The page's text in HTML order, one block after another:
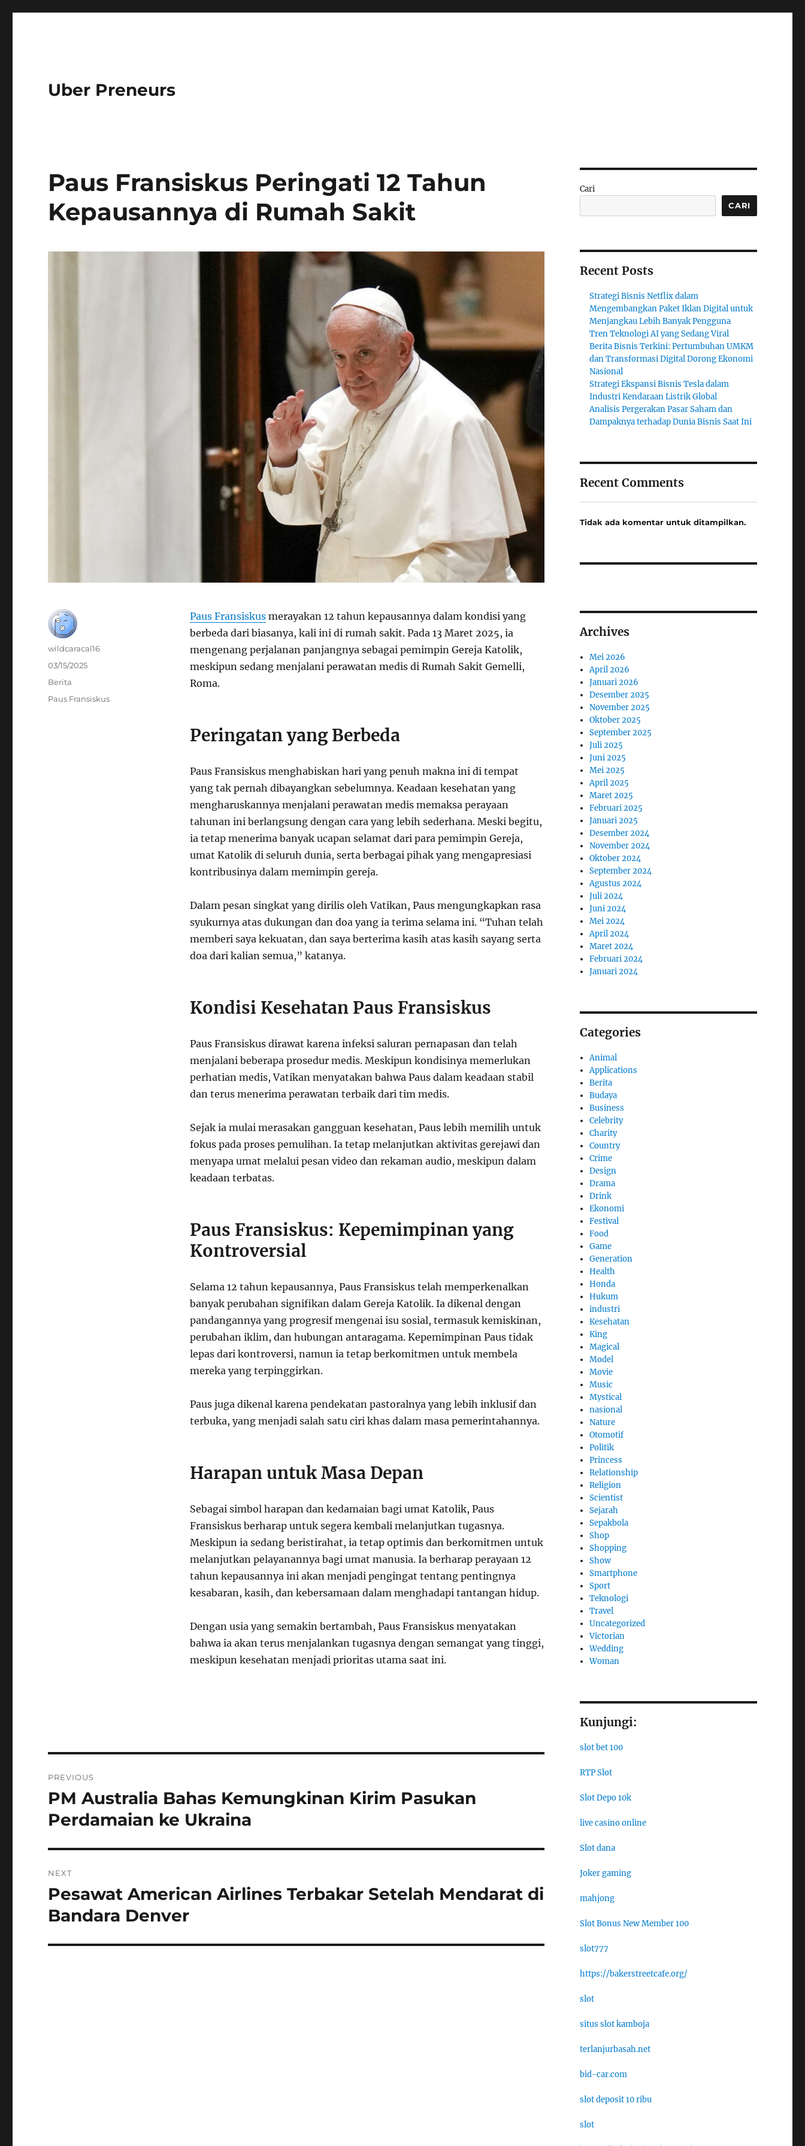
Uber Preneurs
Paus Fransiskus Peringati 12 Tahun
Kepausannya di Rumah Sakit
Paus Fransiskusmerayakan 12 tahun kepausannya dalam kondisi yang
berbeda dari biasanya, kali ini di rumah sakit. Pada 13 Maret 2025, ia
mengenang perjalanan panjangnya sebagai pemimpin Gereja Katolik,
meskipun sedang menjalani perawatan medis di Rumah Sakit Gemelli,
Roma.
Peringatan yang Berbeda
Paus Fransiskus menghabiskan hari yang penuh makna ini di tempat
yang tak pernah dibayangkan sebelumnya. Keadaan kesehatan yang
mengharuskannya menjalani perawatan medis memaksa perayaan
tahunan ini berlangsung dengan cara yang lebih sederhana. Meski begitu,
ia tetap menerima banyak ucapan selamat dari para pemimpin Gereja,
umat Katolik di seluruh dunia, serta berbagai pihak yang mengapresiasi
kontribusinya dalam memimpin gereja.
Dalam pesan singkat yang dirilis oleh Vatikan, Paus mengungkapkan rasa
syukurnya atas dukungan dan doa yang ia terima selama ini. “Tuhan telah
memberi saya kekuatan, dan saya berterima kasih atas kasih sayang serta
doa dari kalian semua,” katanya.
Kondisi Kesehatan Paus Fransiskus
Paus Fransiskus dirawat karena infeksi saluran pernapasan dan telah
menjalani beberapa prosedur medis. Meskipun kondisinya memerlukan
perhatian medis, Vatikan menyatakan bahwa Paus dalam keadaan stabil
dan terus menerima perawatan terbaik dari tim medis.
Sejak ia mulai merasakan gangguan kesehatan, Paus lebih memilih untuk
fokus pada proses pemulihan. Ia tetap melanjutkan aktivitas gerejawi dan
menyapa umat melalui pesan video dan rekaman audio, meskipun dalam
keadaan terbatas.
Paus Fransiskus: Kepemimpinan yang
Kontroversial
Selama 12 tahun kepausannya, Paus Fransiskus telah memperkenalkan
banyak perubahan signifikan dalam Gereja Katolik. Ia dikenal dengan
pandangannya yang progresif mengenai isu sosial, termasuk kemiskinan,
perubahan iklim, dan hubungan antaragama. Kepemimpinan Paus tidak
lepas dari kontroversi, namun ia tetap berkomitmen untuk membela
mereka yang terpinggirkan.
Paus juga dikenal karena pendekatan pastoralnya yang lebih inklusif dan
terbuka, yang menjadi salah satu ciri khas dalam masa pemerintahannya.
Harapan untuk Masa Depan
Sebagai simbol harapan dan kedamaian bagi umat Katolik, Paus
Fransiskus berharap untuk segera kembali melanjutkan tugasnya.
Meskipun ia sedang beristirahat, ia tetap optimis dan berkomitmen untuk
melanjutkan pelayanannya bagi umat manusia. Ia berharap perayaan 12
tahun kepausannya ini akan menjadi pengingat tentang pentingnya
kesabaran, kasih, dan kebersamaan dalam menghadapi tantangan hidup.
Dengan usia yang semakin bertambah, Paus Fransiskus menyatakan
bahwa ia akan terus menjalankan tugasnya dengan semangat yang tinggi,
meskipun kesehatan menjadi prioritas utama saat ini.
Author
wildcaracal16
Posted
03/15/2025
Categories
Berita
Tags
Paus Fransiskus
pos
PREVIOUS
Previous
post:
PM Australia Bahas Kemungkinan Kirim Pasukan
Perdamaian ke Ukraina
NEXT
Next
post:
Pesawat American Airlines Terbakar Setelah Mendarat di
Bandara Denver
Cari
CARI
Recent Posts
Strategi Bisnis Netflix dalam
Mengembangkan Paket Iklan Digital untuk
Menjangkau Lebih Banyak Pengguna
Tren Teknologi AI yang Sedang Viral
Berita Bisnis Terkini: Pertumbuhan UMKM
dan Transformasi Digital Dorong Ekonomi
Nasional
Strategi Ekspansi Bisnis Tesla dalam
Industri Kendaraan Listrik Global
Analisis Pergerakan Pasar Saham dan
Dampaknya terhadap Dunia Bisnis Saat Ini
Recent Comments
Tidak ada komentar untuk ditampilkan.
Archives
Mei 2026
April 2026
Januari 2026
Desember 2025
November 2025
Oktober 2025
September 2025
Juli 2025
Juni 2025
Mei 2025
April 2025
Maret 2025
Februari 2025
Januari 2025
Desember 2024
November 2024
Oktober 2024
September 2024
Agustus 2024
Juli 2024
Juni 2024
Mei 2024
April 2024
Maret 2024
Februari 2024
Januari 2024
Categories
Animal
Applications
Berita
Budaya
Business
Celebrity
Charity
Country
Crime
Design
Drama
Drink
Ekonomi
Festival
Food
Game
Generation
Health
Honda
Hukum
industri
Kesehatan
King
Magical
Model
Movie
Music
Mystical
nasional
Nature
Otomotif
Politik
Princess
Relationship
Religion
Scientist
Sejarah
Sepakbola
Shop
Shopping
Show
Smartphone
Sport
Teknologi
Travel
Uncategorized
Victorian
Wedding
Woman
Kunjungi:
slot bet 100
RTP Slot
Slot Depo 10k
live casino online
Slot dana
Joker gaming
mahjong
Slot Bonus New Member 100
slot777
https://bakerstreetcafe.org/
slot
situs slot kamboja
terlanjurbasah.net
bid-car.com
slot deposit 10 ribu
slot